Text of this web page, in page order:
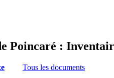
Poincaré :
Tous les documents